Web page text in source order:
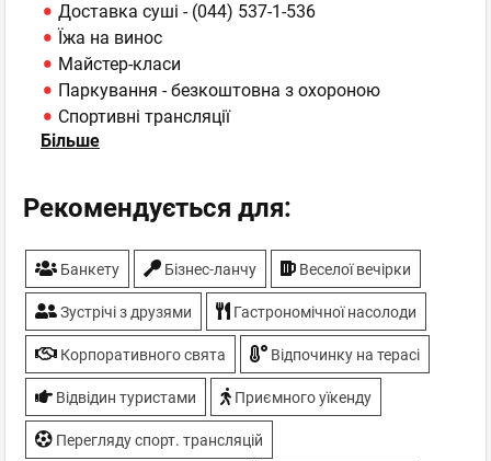
Доставка суші - (044) 537-1-536
Їжа на винос
Майстер-класи
Паркування - безкоштовна з охороною
Спортивні трансляції
ТБ-плазми
Більше
Рекомендується для:
Банкету Бiзнес-ланчу Веселої вечірки
Зустрічі з друзями Гастрономічної насолоди
Корпоративного свята Відпочинку на терасі
Відвідин туристами Приємного уїкенду
Перегляду спорт. трансляцій